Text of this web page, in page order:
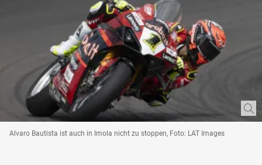
Alvaro Bautista ist auch in Imola nicht zu stoppen, Foto: LAT Images